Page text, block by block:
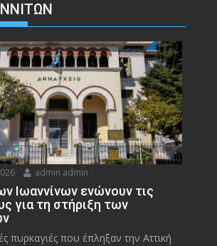
admin admin
Ιωαννίνων ενώνουν τις
για τη στήριξη των
πυρκαγιές που έπληξαν την Αττική